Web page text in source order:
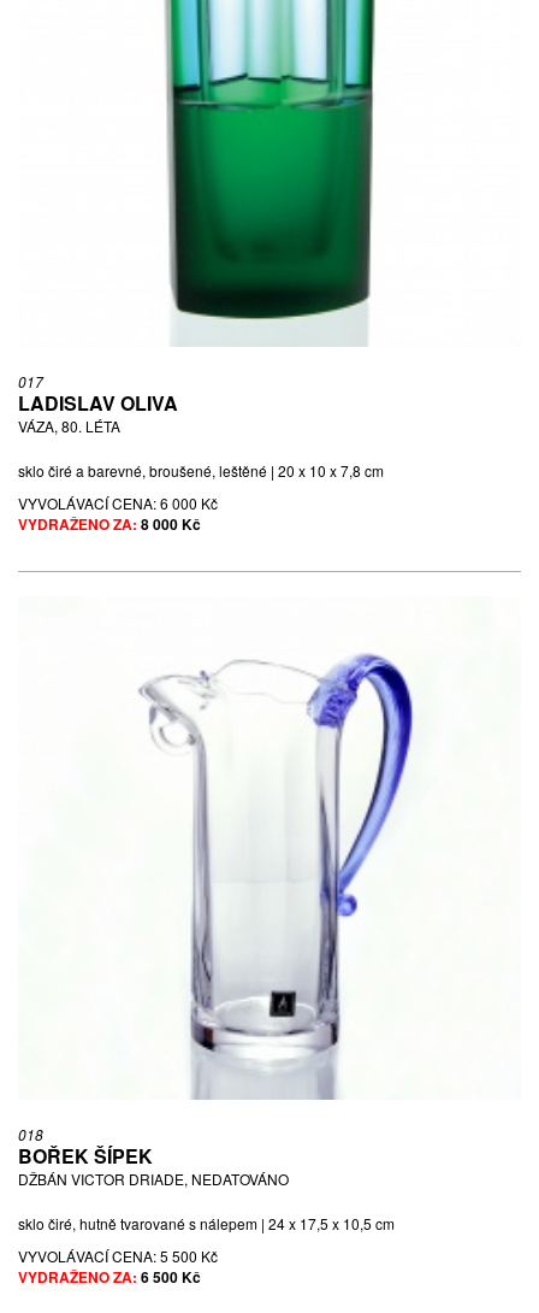
017
LADISLAV OLIVA
VÁZA, 80. LÉTA
sklo čiré a barevné, broušené, leštěné | 20 x 10 x 7,8 cm
VYVOLÁVACÍ CENA:6 000 Kč
VYDRAŽENO ZA: 8 000 Kč
018
BOŘEK ŠÍPEK
DŽBÁN VICTOR DRIADE, NEDATOVÁNO
sklo čiré, hutně tvarované s nálepem | 24 x 17,5 x 10,5 cm
VYVOLÁVACÍ CENA:5 500 Kč
VYDRAŽENO ZA: 6 500 Kč